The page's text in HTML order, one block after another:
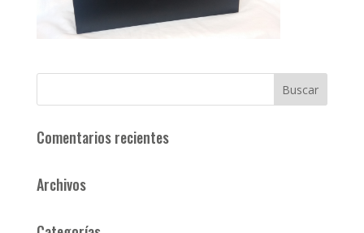
Comentarios recientes
Archivos